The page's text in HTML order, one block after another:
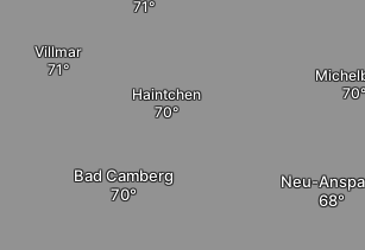
Neu-
Haintchen
Villmar
Bad Camberg